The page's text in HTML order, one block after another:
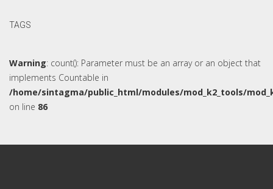
realizaciji tog cilja usko surađujemo s jedinicama lokalne
sektorom i gospodarstvenicima te neprofitnim sektorom.
Linkovi
- Općina Dubravica